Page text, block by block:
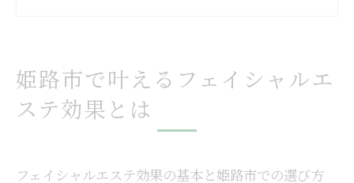
肌質や悩みに合わせたフェイシャルエステ
活用法
姫路市で人気のフェイシャルエステの特徴
姫路市で叶えるフェイシャルエ
ステ効果とは
フェイシャルエステ効果の基本と姫路市での選び方